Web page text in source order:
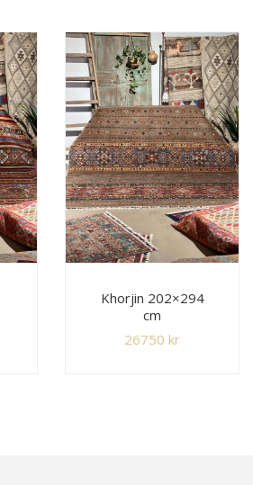
Khorjin 202×294
cm
26750 kr